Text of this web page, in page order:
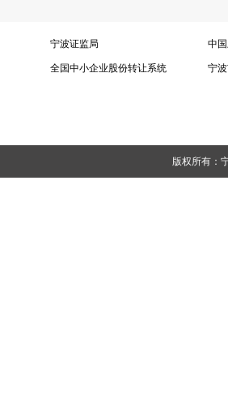
宁波证监局 中
全国中小企业股份转让系统 宁
版权所有：